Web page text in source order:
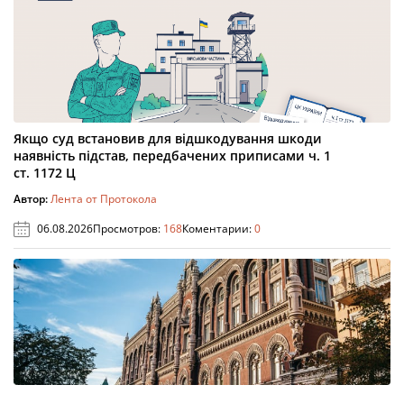
Якщо суд встановив для відшкодування шкоди
наявність підстав, передбачених приписами ч. 1
ст. 1172 Ц
Автор:Лента от Протокола
06.08.2026Просмотров: 168Коментарии:0